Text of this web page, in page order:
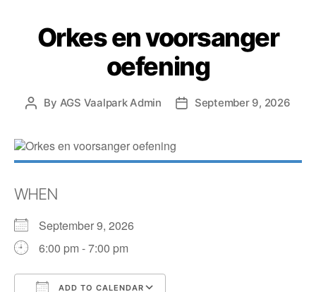
Orkes en voorsanger
oefening
By AGS Vaalpark Admin September 9, 2026
WHEN
September 9, 2026
6:00 pm - 7:00 pm
ADD TO CALENDAR